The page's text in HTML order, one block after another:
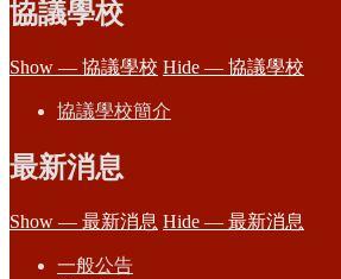
協議學校
Show — 協議學校 Hide — 協議學校
協議學校簡介
最新消息
Show — 最新消息 Hide — 最新消息
一般公告